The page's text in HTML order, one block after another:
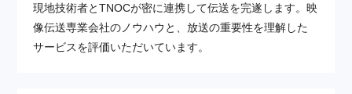
現地技術者とTNOCが密に連携して伝送を完遂します。映
像伝送専業会社のノウハウと、放送の重要性を理解した
サービスを評価いただいています。